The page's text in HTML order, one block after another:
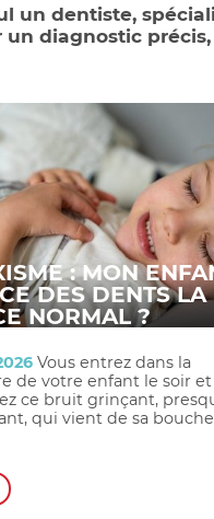
un dentiste,
diagnostic
: MON
DES DENTS LA
NORMAL ?
Vous entrez dans la
de votre enfant le soir et
ce bruit grinçant,
qui vient de sa